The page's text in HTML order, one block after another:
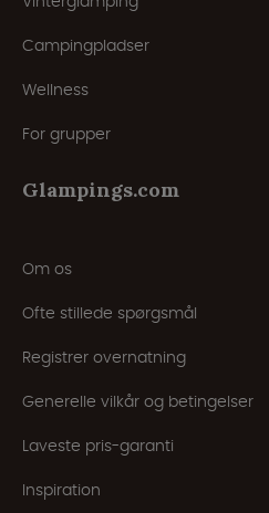
Campingpladser
Wellness
For grupper
Glampings.com
Om os
Ofte stillede spørgsmål
Registrer overnatning
Generelle vilkår og betingelser
Laveste pris-garanti
Inspiration